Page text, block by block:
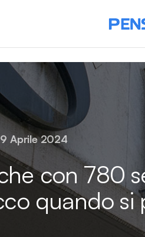
Aprile 2024
con 780
quando si